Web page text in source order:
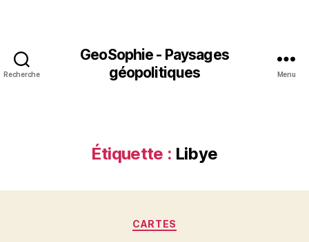
Recherche
GeoSophie - Paysages
géopolitiques
Menu
Étiquette : Libye
Catégories
CARTES